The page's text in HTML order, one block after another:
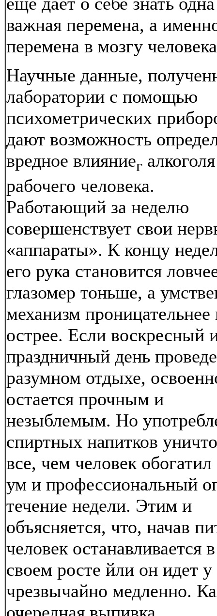
важная перемена, а
перемена в мозгу
Научные данные,
лаборатории с помощью
психометрических
дают возможность
вредное влияниег
рабочего человека.
Работающий за неделю
совершенствует свои
«аппараты». К концу
его рука становится
глазомер тоньше, а
механизм проницательнее
острее. Если воскресный
праздничный день
разумном отдыхе,
остается прочным и
незыблемым. Но
спиртных напитков
все, чем человек обогатил
ум и профессиональный
течение недели. Этим и
объясняется, что, начав
человек останавливается в
своем росте йли он идет у
чрезвычайно медленно.